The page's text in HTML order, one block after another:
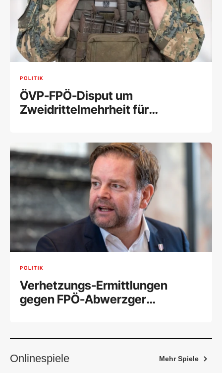
POLITIK
ÖVP-FPÖ-Disput um
Zweidrittelmehrheit für
POLITIK
Verhetzungs-Ermittlungen
gegen FPÖ-Abwerzger
Onlinespiele Mehr Spiele